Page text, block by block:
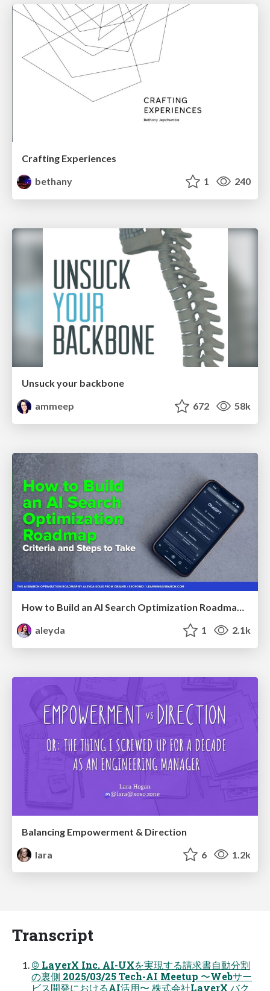
Crafting Experiences
bethany
1 240
Unsuck your backbone
ammeep
672 58k
How to Build an AI Search Optimization Roadmap - Criteria and Steps to Take #SEOIRL
aleyda
1 2.1k
Balancing Empowerment & Direction
lara
6 1.2k
Transcript
© LayerX Inc. AI-UXを実現する請求書⾃動分割
の裏側 2025/03/25 Tech-AI Meetup 〜Webサー
ビス開発におけるAI活⽤〜 株式会社LayerX バク